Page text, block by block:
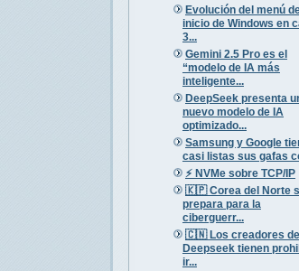
Evolución del menú
inicio de Windows en
3...
Gemini 2.5 Pro es el
“modelo de IA más
inteligente...
DeepSeek presenta
nuevo modelo de IA
optimizado...
Samsung y Google
casi listas sus gafas
⚡️ NVMe sobre TCP/IP
🇰🇵 Corea del Norte
prepara para la
ciberguerr...
🇨🇳 Los creadores de
Deepseek tienen
ir...